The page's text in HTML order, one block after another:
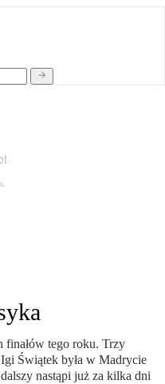
finałów tego roku. Trzy
Świątek była w Madrycie
nastąpi już za kilka dni